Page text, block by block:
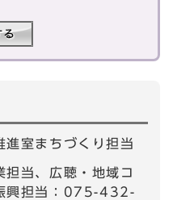
進室まちづくり担当
担当、広聴・地域コ
興担当：075-432-